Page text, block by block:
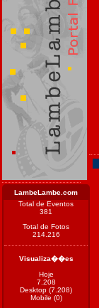
LambeLambe.com
Total de Eventos
381
Total de Fotos
214.216
Visualiza��es
Hoje
7.208
Desktop (7.208)
Mobile (0)